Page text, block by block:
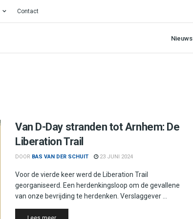
Contact
Nieuws
Van D-Day stranden tot Arnhem: De
Liberation Trail
DOOR BAS VAN DER SCHUIT 23 JUNI 2024
Voor de vierde keer werd de Liberation Trail
georganiseerd. Een herdenkingsloop om de gevallene
van onze bevrijding te herdenken. Verslaggever ...
Details